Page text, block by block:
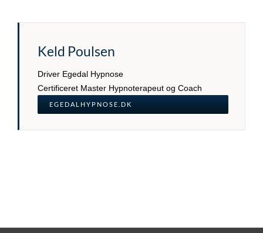
Keld Poulsen
Driver Egedal Hypnose
Certificeret Master Hypnoterapeut og Coach
EGEDALHYPNOSE.DK